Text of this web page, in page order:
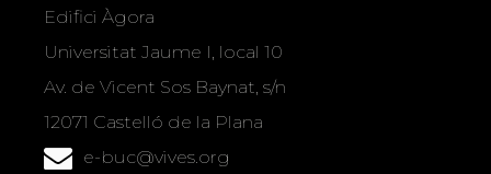
Edifici Àgora
Universitat Jaume I, local 10
Av. de Vicent Sos Baynat, s/n
12071 Castelló de la Plana
e-buc@vives.org